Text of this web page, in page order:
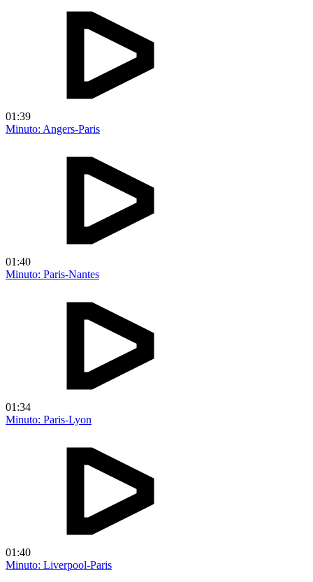
01:39
Minuto: Angers-Paris
01:40
Minuto: Paris-Nantes
01:34
Minuto: Paris-Lyon
01:40
Minuto: Liverpool-Paris